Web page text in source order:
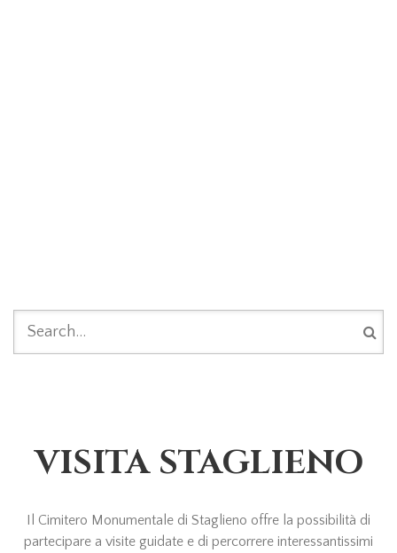
FORM DI RICERCA
VISITA STAGLIENO
Il Cimitero Monumentale di Staglieno offre la possibilità di
partecipare a visite guidate e di percorrere interessantissimi